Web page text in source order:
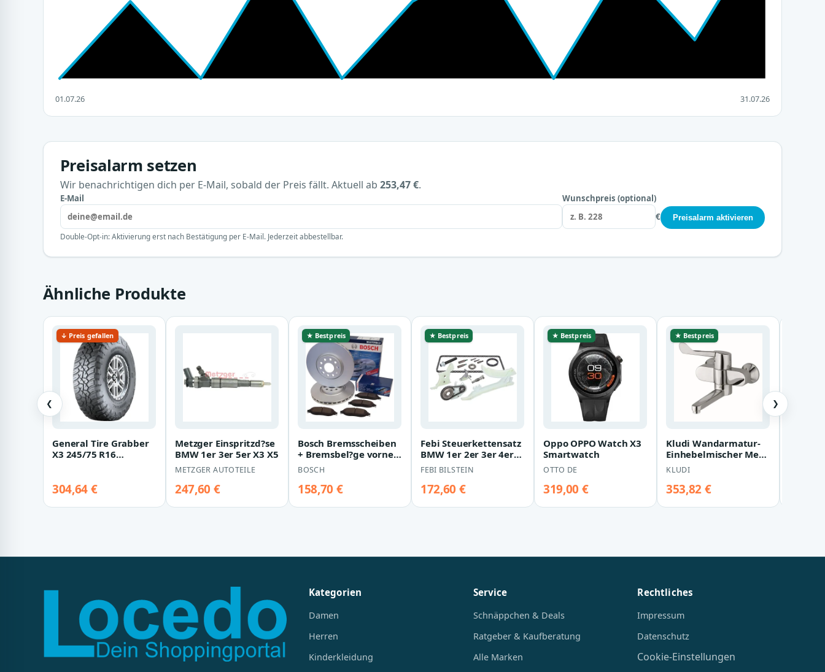
01.07.26 31.07.26
Preisalarm setzen
Wir benachrichtigen dich per E-Mail, sobald der Preis fällt. Aktuell ab 253,47 €.
E-Mail
Wunschpreis (optional)
€
Preisalarm aktivieren
Double-Opt-in: Aktivierung erst nach Bestätigung per E-Mail. Jederzeit abbestellbar.
Ähnliche Produkte
❮
↓ Preis gefallen
General Tire Grabber
X3 245/75 R16
304,64 €
Metzger Einspritzd?se
BMW 1er 3er 5er X3 X5
METZGER AUTOTEILE
247,60 €
★ Bestpreis
Bosch Bremsscheiben
+ Bremsbel?ge vorne
BMW X3 X4
BOSCH
158,70 €
★ Bestpreis
Febi Steuerkettensatz
BMW 1er 2er 3er 4er
5er X1 X3 Z4
FEBI BILSTEIN
172,60 €
★ Bestpreis
Oppo OPPO Watch X3
Smartwatch
OTTO DE
319,00 €
★ Bestpreis
Kludi Wandarmatur-
Einhebelmischer Medi
Care Ausladung
230mm Armhebel c…
KLUDI
353,82 €
❯
Kategorien
Damen
Herren
Kinderkleidung
Service
Schnäppchen & Deals
Ratgeber & Kaufberatung
Alle Marken
Rechtliches
Impressum
Datenschutz
Cookie-Einstellungen